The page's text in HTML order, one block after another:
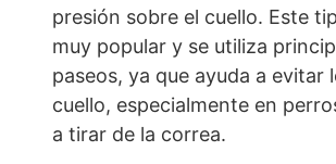
presión sobre el cuello. Este
muy popular y se utiliza
paseos, ya que ayuda a evitar
cuello, especialmente en
a tirar de la correa.